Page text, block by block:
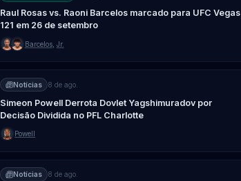
Raul Rosas vs. Raoni Barcelos marcado para UFC Vegas
121 em 26 de setembro
Barcelos, Jr.
Notícias 8 de ago.
Simeon Powell Derrota Dovlet Yagshimuradov por
Decisão Dividida no PFL Charlotte
Powell
Notícias 8 de ago.